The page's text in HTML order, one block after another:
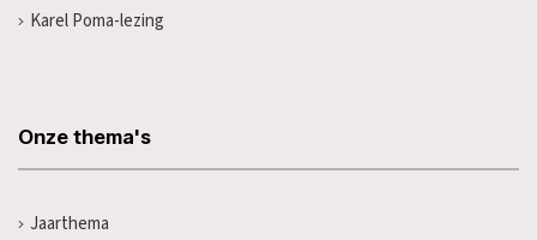
Karel Poma-lezing
Onze thema's
Jaarthema